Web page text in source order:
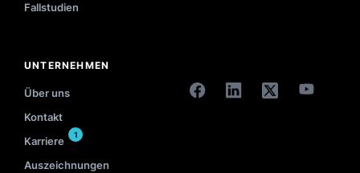
Fallstudien
UNTERNEHMEN
Über uns
Kontakt
Karriere
1
Auszeichnungen